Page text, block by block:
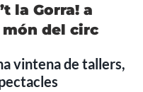
la Gorra! a
món del circ
vintena de tallers,